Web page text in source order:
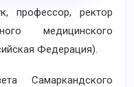
профессор, ректор
медицинского
Федерация).
Самаркандского